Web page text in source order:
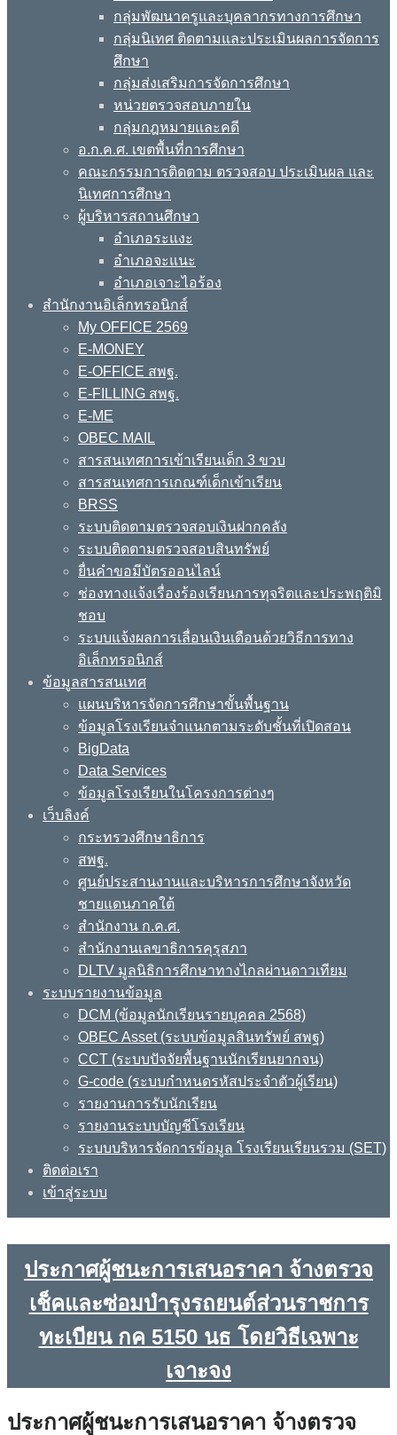
กลุ่มพัฒนาครูและบุคลากรทางการศึกษา
กลุ่มนิเทศ ติดตามและประเมินผลการจัดการ
ศึกษา
กลุ่มส่งเสริมการจัดการศึกษา
หน่วยตรวจสอบภายใน
กลุ่มกฎหมายและคดี
อ.ก.ค.ศ. เขตพื้นที่การศึกษา
คณะกรรมการติดตาม ตรวจสอบ ประเมินผล และ
นิเทศการศึกษา
ผู้บริหารสถานศึกษา
อำเภอระแงะ
อำเภอจะแนะ
อำเภอเจาะไอร้อง
สำนักงานอิเล็กทรอนิกส์
My OFFICE 2569
E-MONEY
E-OFFICE สพฐ.
E-FILLING สพฐ.
E-ME
OBEC MAIL
สารสนเทศการเข้าเรียนเด็ก 3 ขวบ
สารสนเทศการเกณฑ์เด็กเข้าเรียน
BRSS
ระบบติดตามตรวจสอบเงินฝากคลัง
ระบบติดตามตรวจสอบสินทรัพย์
ยื่นคำขอมีบัตรออนไลน์
ช่องทางแจ้งเรื่องร้องเรียนการทุจริตและประพฤติมิ
ชอบ
ระบบแจ้งผลการเลื่อนเงินเดือนด้วยวิธีการทาง
อิเล็กทรอนิกส์
ข้อมูลสารสนเทศ
แผนบริหารจัดการศึกษาขั้นพื้นฐาน
ข้อมูลโรงเรียนจำแนกตามระดับชั้นที่เปิดสอน
BigData
Data Services
ข้อมูลโรงเรียนในโครงการต่างๆ
เว็บลิงค์
กระทรวงศึกษาธิการ
สพฐ.
ศูนย์ประสานงานและบริหารการศึกษาจังหวัด
ชายแดนภาคใต้
สำนักงาน ก.ค.ศ.
สำนักงานเลขาธิการคุรุสภา
DLTV มูลนิธิการศึกษาทางไกลผ่านดาวเทียม
ระบบรายงานข้อมูล
DCM (ข้อมูลนักเรียนรายบุคคล 2568)
OBEC Asset (ระบบข้อมูลสินทรัพย์ สพฐ)
CCT (ระบบปัจจัยพื้นฐานนักเรียนยากจน)
G-code (ระบบกำหนดรหัสประจำตัวผู้เรียน)
รายงานการรับนักเรียน
รายงานระบบบัญชีโรงเรียน
ระบบบริหารจัดการข้อมูล โรงเรียนเรียนรวม (SET)
ติดต่อเรา
เข้าสู่ระบบ
ประกาศผู้ชนะการเสนอราคา จ้างตรวจ
เช็คและซ่อมบำรุงรถยนต์ส่วนราชการ
ทะเบียน กค 5150 นธ โดยวิธีเฉพาะ
เจาะจง
ประกาศผู้ชนะการเสนอราคา จ้างตรวจ